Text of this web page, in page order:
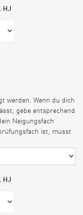
HJ
werden. Wenn du dich
gebe entsprechend
Neigungsfach
ist, musst
HJ